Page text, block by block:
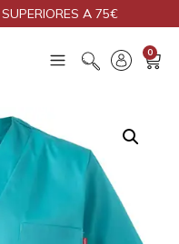
A 75€
0